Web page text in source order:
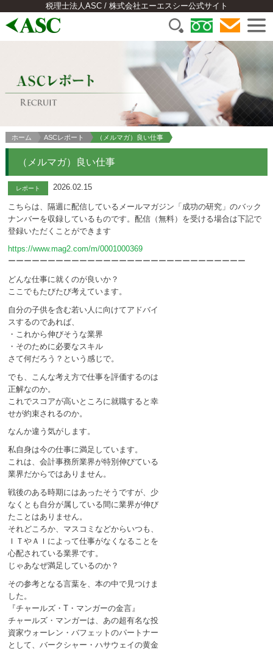
税理士法人ASC / 株式会社エーエスシー公式サイト
ホーム ASCレポート （メルマガ）良い仕事
（メルマガ）良い仕事
レポート 2026.02.15
こちらは、隔週に配信しているメールマガジン「成功の研究」のバック
ナンバーを収録しているものです。配信（無料）を受ける場合は下記で
登録いただくことができます
https://www.mag2.com/m/0001000369
ーーーーーーーーーーーーーーーーーーーーーーーーーーーーーー
どんな仕事に就くのが良いか？
ここでもたびたび考えています。
自分の子供を含む若い人に向けてアドバイ
スするのであれば、
・これから伸びそうな業界
・そのために必要なスキル
さて何だろう？という感じで。
でも、こんな考え方で仕事を評価するのは
正解なのか。
これでスコアが高いところに就職すると幸
せが約束されるのか。
なんか違う気がします。
私自身は今の仕事に満足しています。
これは、会計事務所業界が特別伸びている
業界だからではありません。
戦後のある時期にはあったそうですが、少
なくとも自分が属している間に業界が伸び
たことはありません。
それどころか、マスコミなどからいつも、
ＩＴやＡＩによって仕事がなくなることを
心配されている業界です。
じゃあなぜ満足しているのか？
その参考となる言葉を、本の中で見つけま
した。
『チャールズ・T・マンガーの金言』
チャールズ・マンガーは、あの超有名な投
資家ウォーレン・バフェットのパートナー
として、バークシャー・ハサウェイの黄金